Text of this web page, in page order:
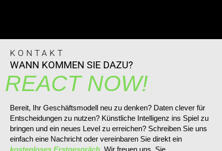
KONTAKT
WANN KOMMEN SIE DAZU?
REACT NOW!
Bereit, Ihr Geschäftsmodell neu zu denken? Daten clever für
Entscheidungen zu nutzen? Künstliche Intelligenz ins Spiel zu
bringen und ein neues Level zu erreichen? Schreiben Sie uns
einfach eine Nachricht oder vereinbaren Sie direkt ein
kostenloses Erstgespräch . Wir freuen uns, Sie